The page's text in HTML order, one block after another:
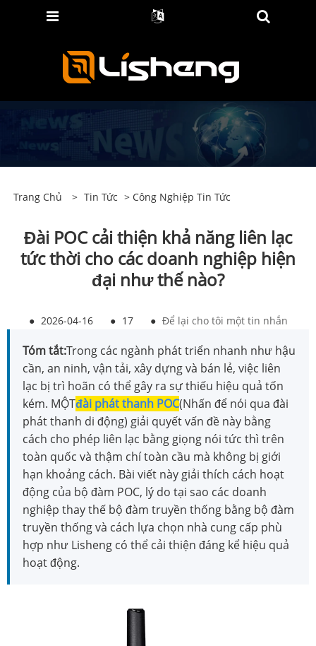
Trang Chủ > Tin Tức > Công Nghiệp Tin Tức
Đài POC cải thiện khả năng liên lạc
tức thời cho các doanh nghiệp hiện
đại như thế nào?
● 2026-04-16 ● 17 ● Để lại cho tôi một tin nhắn
Tóm tắt:Trong các ngành phát triển nhanh như hậu
cần, an ninh, vận tải, xây dựng và bán lẻ, việc liên
lạc bị trì hoãn có thể gây ra sự thiếu hiệu quả tốn
kém. MỘTđài phát thanh POC(Nhấn để nói qua đài
phát thanh di động) giải quyết vấn đề này bằng
cách cho phép liên lạc bằng giọng nói tức thì trên
toàn quốc và thậm chí toàn cầu mà không bị giới
hạn khoảng cách. Bài viết này giải thích cách hoạt
động của bộ đàm POC, lý do tại sao các doanh
nghiệp thay thế bộ đàm truyền thống bằng bộ đàm
truyền thống và cách lựa chọn nhà cung cấp phù
hợp như Lisheng có thể cải thiện đáng kể hiệu quả
hoạt động.